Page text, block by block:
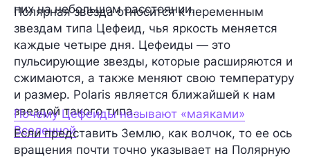
них на небольшом расстоянии.
Полярная звезда относится к переменным
звездам типа Цефеид, чья яркость меняется
каждые четыре дня. Цефеиды — это
пульсирующие звезды, которые расширяются и
сжимаются, а также меняют свою температуру
и размер. Polaris является ближайшей к нам
звездой такого типа.
Почему Цефеиды называют «маяками»
Вселенной
Если представить Землю, как волчок, то ее ось
вращения почти точно указывает на Полярную